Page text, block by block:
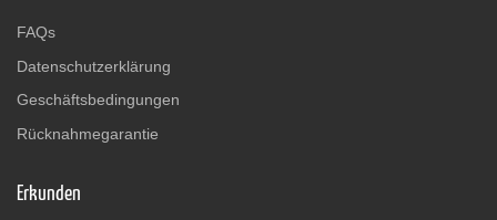
FAQs
Datenschutzerklärung
Geschäftsbedingungen
Rücknahmegarantie
Erkunden